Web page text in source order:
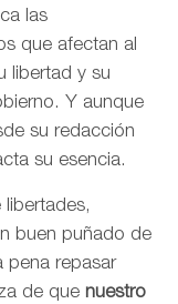
las
que afectan al
libertad y su
Y aunque
su redacción
su esencia.
buen puñado de
pena repasar
de que nuestro